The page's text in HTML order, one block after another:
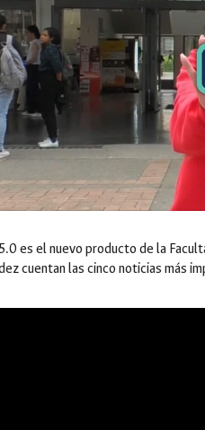
es el nuevo producto de la
cuentan las cinco noticias más